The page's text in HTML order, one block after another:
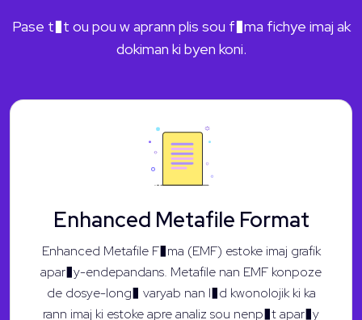
Pase t�t ou pou w aprann plis sou f�ma fichye imaj ak
dokiman ki byen koni.
Enhanced Metafile Format
Enhanced Metafile F�ma (EMF) estoke imaj grafik
apar�y-endepandans. Metafile nan EMF konpoze
de dosye-long� varyab nan l�d kwonolojik ki ka
rann imaj ki estoke apre analiz sou nenp�t apar�y